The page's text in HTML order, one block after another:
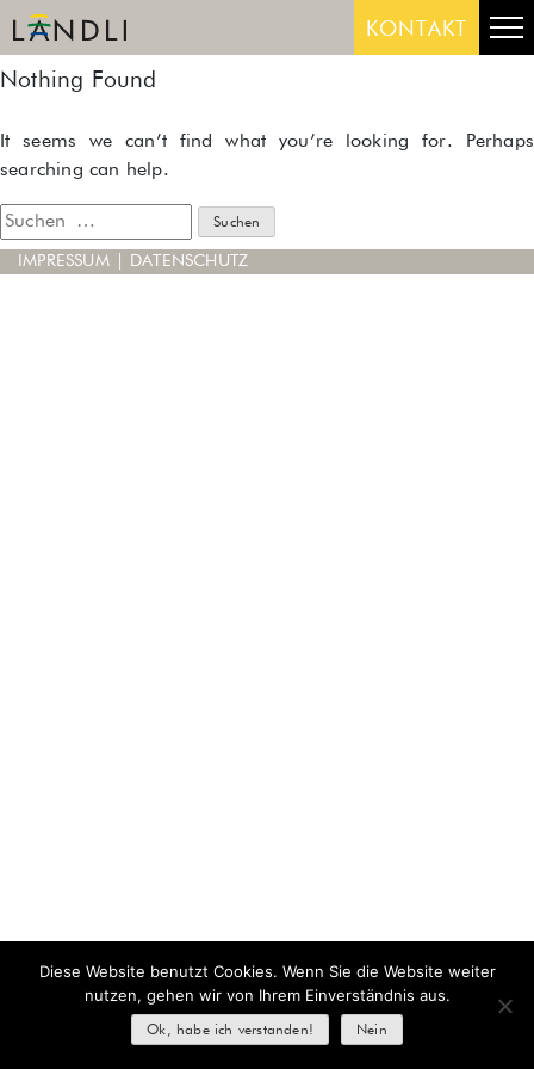
Skip
to
content
KONTAKT
Nothing Found
It seems we can’t find what you’re looking for. Perhaps
searching can help.
Suche
nach:
IMPRESSUM DATENSCHUTZ
Diese Website benutzt Cookies. Wenn Sie die Website weiter
nutzen, gehen wir von Ihrem Einverständnis aus.
Ok, habe ich verstanden! Nein